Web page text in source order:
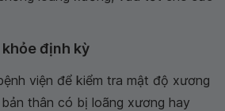
định kỳ
viện để kiểm tra mật độ xương
thân có bị loãng xương hay